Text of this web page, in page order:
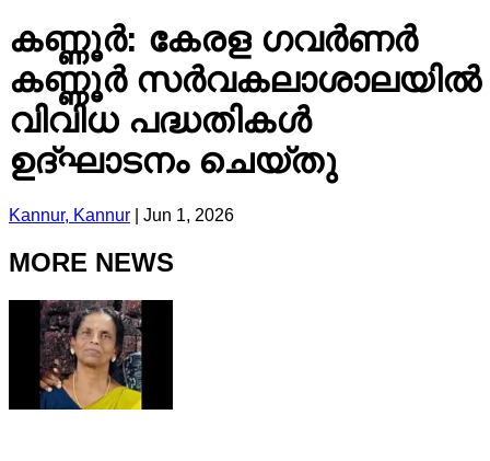
കണ്ണൂർ: കേരള ഗവർണർ
കണ്ണൂർ സർവകലാശാലയിൽ
വിവിധ പദ്ധതികൾ
ഉദ്ഘാടനം ചെയ്തു
Kannur, Kannur Jun 1, 2026
MORE NEWS